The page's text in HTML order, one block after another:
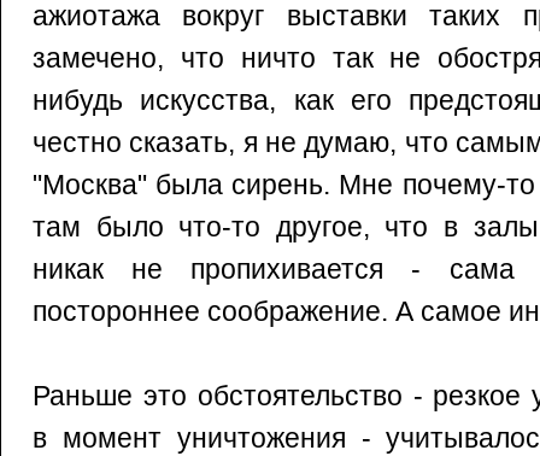
ажиотажа вокруг выставки таких
замечено, что ничто так не
нибудь искусства, как его
честно сказать, я не думаю, что
"Москва" была сирень. Мне почему-
там было что-то другое, что в
никак не пропихивается - сама
постороннее соображение. А самое
Раньше это обстоятельство - резкое
в момент уничтожения -